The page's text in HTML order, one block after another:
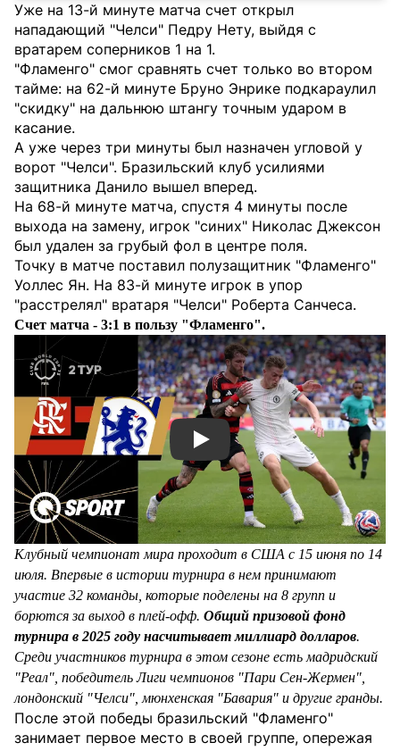
Уже на 13-й минуте матча счет открыл
нападающий "Челси" Педру Нету, выйдя с
вратарем соперников 1 на 1.
"Фламенго" смог сравнять счет только во втором
тайме: на 62-й минуте Бруно Энрике подкараулил
"скидку" на дальнюю штангу точным ударом в
касание.
А уже через три минуты был назначен угловой у
ворот "Челси". Бразильский клуб усилиями
защитника Данило вышел вперед.
На 68-й минуте матча, спустя 4 минуты после
выхода на замену, игрок "синих" Николас Джексон
был удален за грубый фол в центре поля.
Точку в матче поставил полузащитник "Фламенго"
Уоллес Ян. На 83-й минуте игрок в упор
"расстрелял" вратаря "Челси" Роберта Санчеса.
Счет матча - 3:1 в пользу "Фламенго".
Смотреть видео YouTube
Клубный чемпионат мира проходит в США с 15 июня по 14
июля. Впервые в истории турнира в нем принимают
участие 32 команды, которые поделены на 8 групп и
борются за выход в плей-офф. Общий призовой фонд
турнира в 2025 году насчитывает миллиард долларов.
Среди участников турнира в этом сезоне есть мадридский
"Реал", победитель Лиги чемпионов "Пари Сен-Жермен",
лондонский "Челси", мюнхенская "Бавария" и другие гранды.
После этой победы бразильский "Фламенго"
занимает первое место в своей группе, опережая